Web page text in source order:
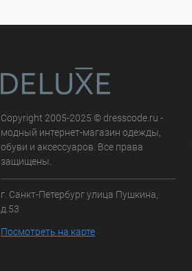
Copyright 2005-2025 © dresscode.ru -
модный интернет-магазин одежды,
обуви и аксессуаров. Все права
защищены.
г. Санкт-Петербург улица Пушкина,
д.53
Посмотреть на карте